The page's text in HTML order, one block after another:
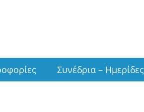
Συνέδρια – Ημερίδες